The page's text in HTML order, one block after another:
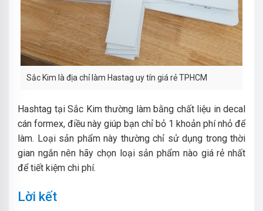
Sắc Kim là địa chỉ làm Hastag uy tín giá rẻ TPHCM
Hashtag tại Sắc Kim thường làm bằng chất liệu in decal
cán formex, điều này giúp bạn chỉ bỏ 1 khoản phí nhỏ để
làm. Loại sản phẩm này thường chỉ sử dụng trong thời
gian ngắn nên hãy chọn loại sản phẩm nào giá rẻ nhất
để tiết kiệm chi phí.
Lời kết